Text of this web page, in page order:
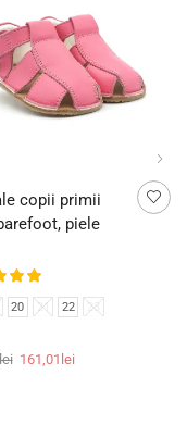
copii primii
piele
20 21 22
23
161,01 lei